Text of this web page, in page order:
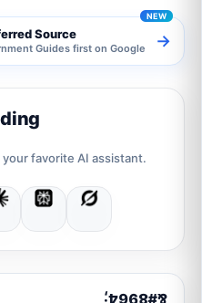
Source
Guides first on Google →
favorite AI assistant.